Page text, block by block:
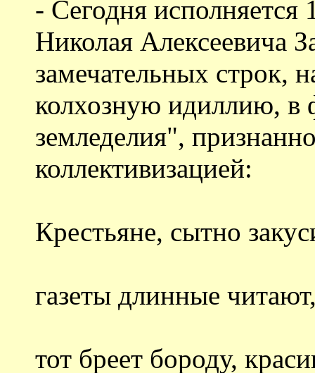
- Сегодня исполняется
Николая Алексеевича
замечательных строк,
колхозную идиллию, в
земледелия",
коллективизацией:
Крестьяне, сытно
газеты длинные
тот бреет бороду,